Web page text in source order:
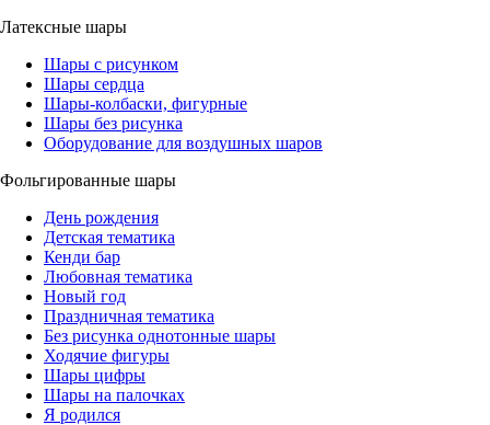
Латексные шары
Шары с рисунком
Шары сердца
Шары-колбаски, фигурные
Шары без рисунка
Оборудование для воздушных шаров
Фольгированные шары
День рождения
Детская тематика
Кенди бар
Любовная тематика
Новый год
Праздничная тематика
Без рисунка однотонные шары
Ходячие фигуры
Шары цифры
Шары на палочках
Я родился